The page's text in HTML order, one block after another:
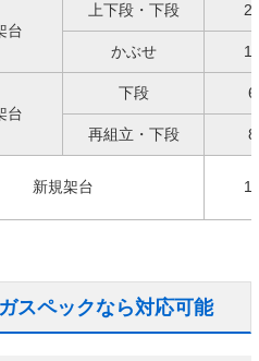
台
上下段・下段
かぶせ
台
下段
再組立・下段
新規架台
スペックなら対応可能